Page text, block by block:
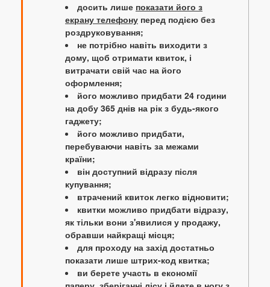
досить лише показати його з
екрану телефону перед подією без
роздруковування;
не потрібно навіть виходити з
дому, щоб отримати квиток, і
витрачати свій час на його
оформлення;
його можливо придбати 24 години
на добу 365 днів на рік з будь-якого
гаджету;
його можливо придбати,
перебуваючи навіть за межами
країни;
він доступний відразу після
купування;
втрачений квиток легко відновити;
квитки можливо придбати відразу,
як тільки вони з'явилися у продажу,
обравши найкращі місця;
для проходу на захід достатньо
показати лише штрих-код квитка;
ви берете участь в економії